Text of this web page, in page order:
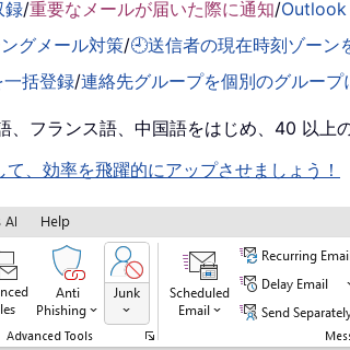
録/重要なメールが届いた際に通知/Outlook
グメール対策/🕘送信者の現在時刻ゾーン
括登録/連絡先グループを個別のグループ
フランス語、中国語をはじめ、40 以上
、効率を飛躍的にアップさせましょう！